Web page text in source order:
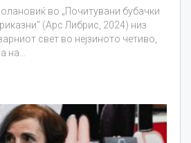
во „Почитувани бубачки
(Арс Либрис, 2024) низ
свет во нејзиното четиво,
на…